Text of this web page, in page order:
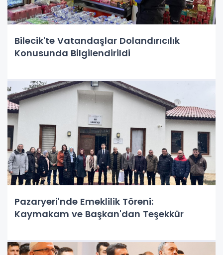
Bilecik'te Vatandaşlar Dolandırıcılık
Konusunda Bilgilendirildi
Pazaryeri'nde Emeklilik Töreni:
Kaymakam ve Başkan'dan Teşekkür